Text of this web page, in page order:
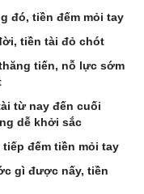
đó, tiền đếm mỏi tay
tiền tài đỏ chót
tiến, nỗ lực sớm
từ nay đến cuối
dễ khởi sắc
đếm tiền mỏi tay
gì được nấy, tiền